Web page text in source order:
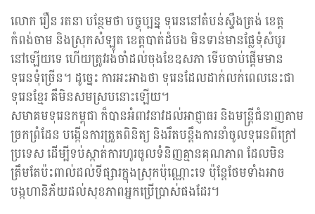
លោក រឿន រតនា បន្ថែមថា បច្ចុប្បន្ន ទុរេននៅតំបន់ស្ទឹងត្រង់ ខេត្ត
កំពង់ចាម និងស្រុកសំឡូត ខេត្តបាត់ដំបង មិនទាន់មានផ្លែទុំសំបូរ
នៅឡើយទេ ហើយត្រូវរង់ចាំដល់ចុងខែឧសភា ទើបចាប់ផ្តើមមាន
ទុរេនទុំច្រើន។ ដូច្នេះ ការអះអាងថា ទុរេនដែលដាក់លក់ពេលនេះជា
ទុរេនខ្មែរ គឺមិនសមស្របនោះឡើយ។
សមាគមទុរេនកម្ពុជា ក៏បានអំពាវនាវដល់អាជ្ញាធរ និងមន្ត្រីជំនាញតាម
ច្រកព្រំដែន បង្កើនការត្រួតពិនិត្យ និងរឹតបន្តឹងការនាំចូលទុរេនពីក្រៅ
ប្រទេស ដើម្បីទប់ស្កាត់ការហូរចូលទំនិញគ្មានគុណភាព ដែលមិន
ត្រឹមតែប៉ះពាល់ដល់ទីផ្សារក្នុងស្រុកប៉ុណ្ណោះទេ ប៉ុន្តែថែមទាំងអាច
បង្កហានិភ័យដល់សុខភាពអ្នកប្រើប្រាស់ផងដែរ។